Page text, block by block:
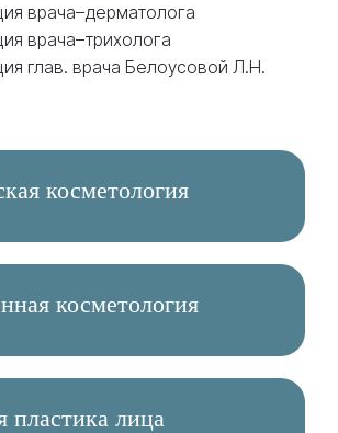
врача–дерматолога
врача–трихолога
глав. врача Белоусовой Л.Н.
косметология
косметология
пластика лица